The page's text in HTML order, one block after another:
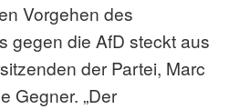
Vorgehen des
gegen die AfD steckt aus
der Partei, Marc
Gegner. „Der